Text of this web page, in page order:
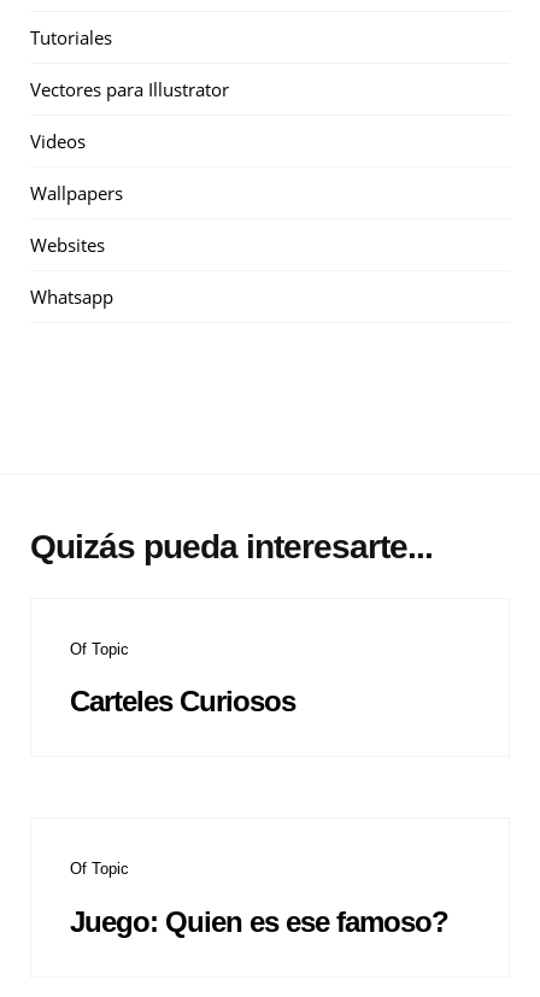
Tutoriales
Vectores para Illustrator
Videos
Wallpapers
Websites
Whatsapp
Quizás pueda interesarte...
Of Topic
Carteles Curiosos
Of Topic
Juego: Quien es ese famoso?